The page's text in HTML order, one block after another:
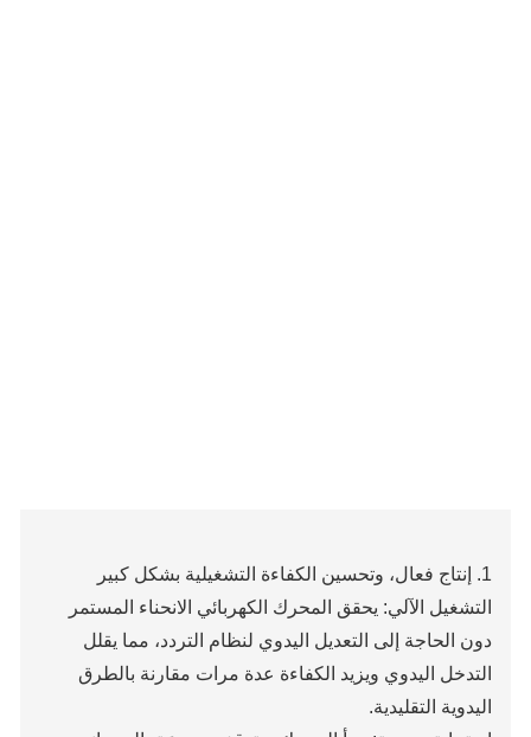
1. إنتاج فعال، وتحسين الكفاءة التشغيلية بشكل كبير
التشغيل الآلي: يحقق المحرك الكهربائي الانحناء المستمر
دون الحاجة إلى التعديل اليدوي لنظام التردد، مما يقلل
التدخل اليدوي ويزيد الكفاءة عدة مرات مقارنة بالطرق
اليدوية التقليدية.